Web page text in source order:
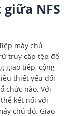
NFS
máy chủ
truy cập tệp để
giao tiếp, cộng
thiết yếu đối
chức nào. Với
kết nối với
chủ đó. Giao